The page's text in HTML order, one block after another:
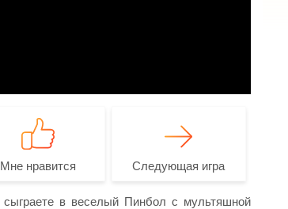
Мне нравится Следующая игра
в веселый Пинбол с мультяшной